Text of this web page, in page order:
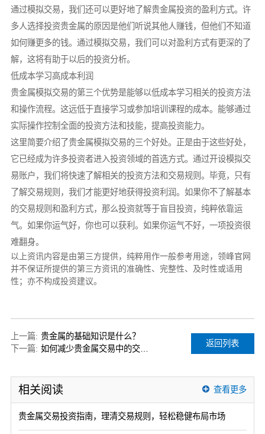
通过模拟交易，我们还可以更好地了解贵金属投资的盈利方式。许
多人选择投资贵金属的原因是他们听说其他人赚钱，但他们不知道
如何赚更多的钱。通过模拟交易，我们可以对盈利方式有更深的了
解，这将有助于以后的投资分析。
低成本学习高成本利润
贵金属模拟交易的第三个优势是能够以低成本学习相关的投资方法
和操作流程。这远低于直接学习或参加培训课程的成本。能够通过
实际操作控制全面的投资方法和技能，提高投资能力。
这里简要介绍了贵金属模拟交易的三个好处。正是由于这些好处，
它已经成为许多投资者进入投资领域的首选方式。通过开设模拟交
易账户，我们将快速了解相关的投资方法和交易规则。毕竟，只有
了解交易规则，我们才能更好地获得投资利润。如果你不了解基本
的交易规则和盈利方式，那么投资就等于盲目投资，纯粹依靠运
气。如果你运气好，你也可以获利。如果你运气不好，一项投资很
难翻身。
以上资讯内容是由第三方提供，纯粹用作一般参考用途，领峰官网
并不保证所提供的第三方资讯的准确性、完整性、及时性或适用
性；亦不构成投资建议。
上一篇: 贵金属的基础知识是什么？
下一篇:
如何减少贵金属交易中的交易损失？
返回列表
相关阅读 查看更多
贵金属交易投资指南，理清交易规则，轻松稳健布局市场